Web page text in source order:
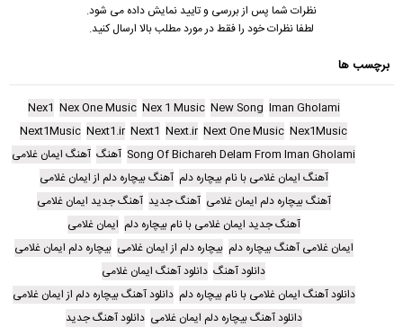
نظرات شما پس از بررسی و تایید نمایش داده می شود.
لطفا نظرات خود را فقط در مورد مطلب بالا ارسال کنید.
برچسب ها
Iman Gholami
New Song
Nex 1 Music
Nex One Music
Nex1
Nex1Music
Next One Music
Next.ir
Next1
Next1.ir
Next1Music
Song Of Bichareh Delam From Iman Gholami آهنگ آهنگ ایمان غلامی
آهنگ ایمان غلامی با نام بیچاره دلم آهنگ بیچاره دلم از ایمان غلامی
آهنگ بیچاره دلم ایمان غلامی آهنگ جدید آهنگ جدید ایمان غلامی
آهنگ جدید ایمان غلامی با نام بیچاره دلم ایمان غلامی
ایمان غلامی آهنگ بیچاره دلم بیچاره دلم از ایمان غلامی بیچاره دلم ایمان غلامی
دانلود آهنگ دانلود آهنگ ایمان غلامی
دانلود آهنگ ایمان غلامی با نام بیچاره دلم دانلود آهنگ بیچاره دلم از ایمان غلامی
دانلود آهنگ بیچاره دلم ایمان غلامی دانلود آهنگ جدید